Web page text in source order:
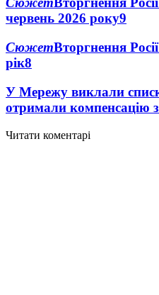
червень 2026 року9
СюжетВторгнення
рік8
У Мережу виклали
отримали компенсацію
Читати коментарі